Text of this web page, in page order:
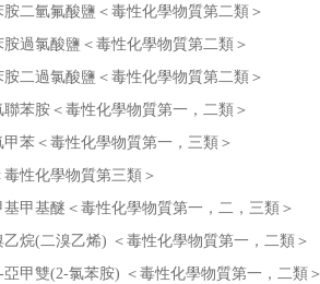
胺二氫氟酸鹽＜毒性化學物質第二類＞
胺過氯酸鹽＜毒性化學物質第二類＞
胺二過氯酸鹽＜毒性化學物質第二類＞
聯苯胺＜毒性化學物質第一，二類＞
甲苯＜毒性化學物質第一，三類＞
毒性化學物質第三類＞
基甲基醚＜毒性化學物質第一，二，三類＞
乙烷(二溴乙烯) ＜毒性化學物質第一，二類＞
亞甲雙(2-氯苯胺) ＜毒性化學物質第一，二類＞